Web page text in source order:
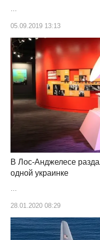
…
05.09.2019 13:13
В Лос-Анджелесе
одной украинке
28.01.2020 08:29